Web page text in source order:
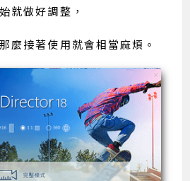
就做好調整，
麼接著使用就會相當麻煩。